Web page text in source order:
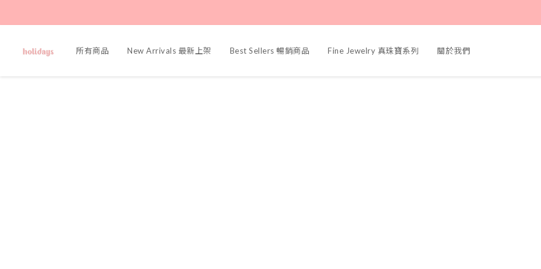
所有商品 New Arrivals 最新上架 Best Sellers 暢銷商品 Fine Jewelry 真珠寶系列 關於我們